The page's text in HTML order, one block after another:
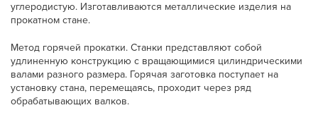
углеродистую. Изготавливаются металлические изделия на
прокатном стане.
Метод горячей прокатки. Станки представляют собой
удлиненную конструкцию с вращающимися цилиндрическими
валами разного размера. Горячая заготовка поступает на
установку стана, перемещаясь, проходит через ряд
обрабатывающих валков.